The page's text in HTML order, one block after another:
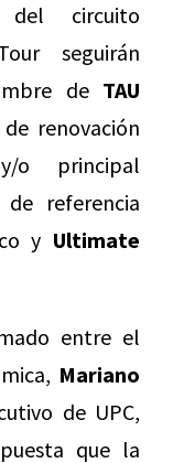
del circuito
seguirán
de TAU
renovación
o principal
referencia
y Ultimate
entre el
Mariano
de UPC,
que la